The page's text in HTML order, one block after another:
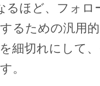
るほど、フォロ
るための汎用
細切れにして
。